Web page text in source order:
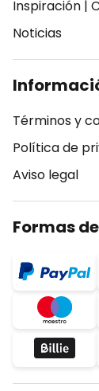
Inspiración |
Noticias
Términos y
Política de
Aviso legal
Formas